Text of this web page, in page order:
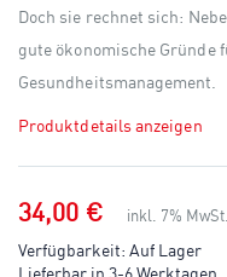
gallery
Doch sie rechnet sich:
gute ökonomische Gründe
Gesundheitsmanagement.
Produktdetails anzeigen
34,00 € inkl. 7%
Verfügbarkeit: Auf Lager
Lieferbar in 3-6 Werktagen